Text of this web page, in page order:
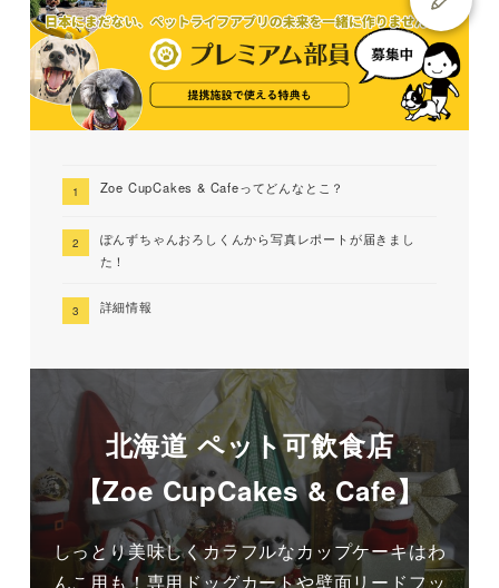
Zoe CupCakes & Cafeってどんなとこ？
ぽんずちゃんおろしくんから写真レポートが届きまし
た！
詳細情報
北海道 ペット可飲食店
【Zoe CupCakes & Cafe】
しっとり美味しくカラフルなカップケーキはわ
んこ用も！専用ドッグカートや壁面リードフッ